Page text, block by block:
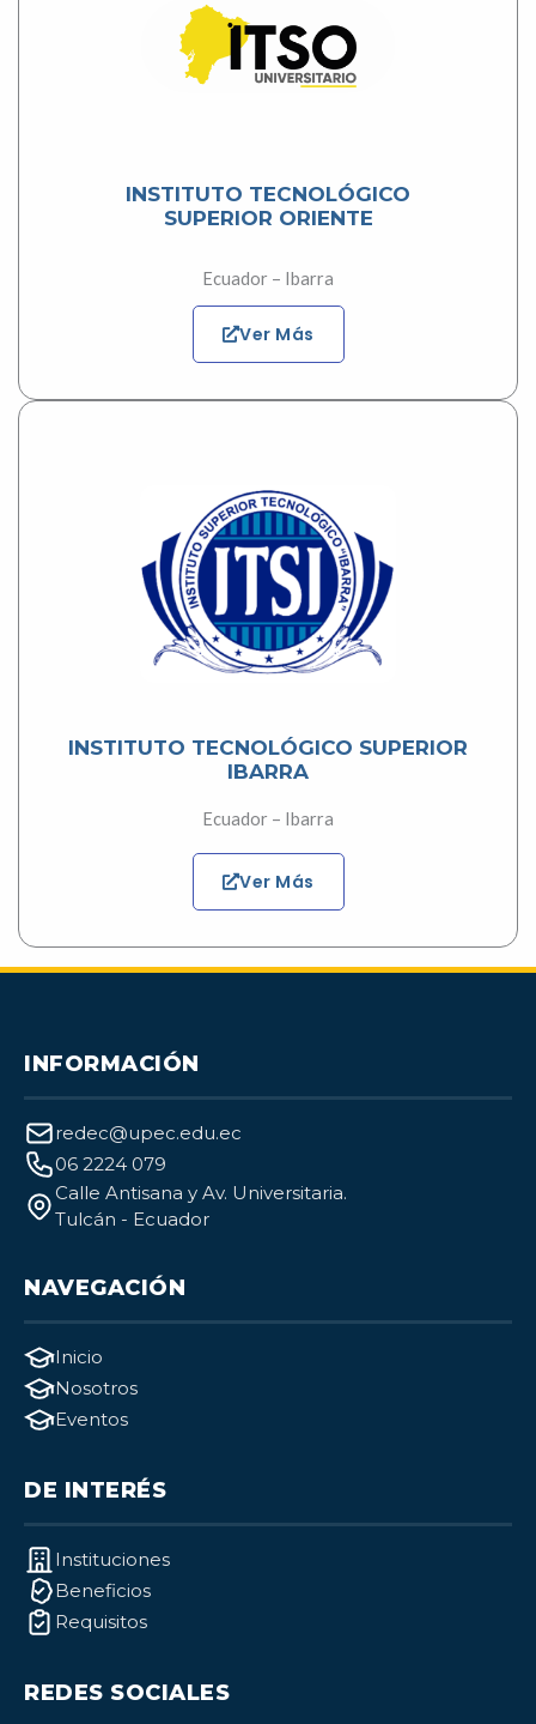
INSTITUTO TECNOLÓGICO
SUPERIOR ORIENTE
Ecuador – Ibarra
Ver Más
INSTITUTO TECNOLÓGICO SUPERIOR
IBARRA
Ecuador – Ibarra
Ver Más
INFORMACIÓN
redec@upec.edu.ec
06 2224 079
Calle Antisana y Av. Universitaria.
Tulcán - Ecuador
NAVEGACIÓN
Inicio
Nosotros
Eventos
DE INTERÉS
Instituciones
Beneficios
Requisitos
REDES SOCIALES